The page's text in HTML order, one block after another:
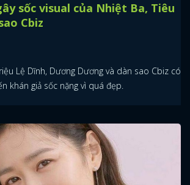
sốc visual của Nhiệt Ba, Tiêu
Cbiz
Lệ Dĩnh, Dương Dương và dàn sao Cbiz có
khán giả sốc nặng vì quá đẹp.